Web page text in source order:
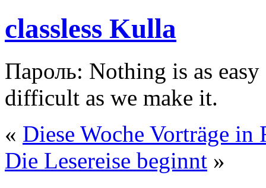
classless Kulla
Пароль: Nothing is as
difficult as we make it.
« Diese Woche Vorträge
Die Lesereise beginnt »